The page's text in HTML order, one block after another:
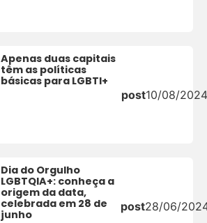
Apenas duas capitais
têm as políticas
básicas para LGBTI+
post10/08/
Dia do Orgulho
LGBTQIA+: conheça a
origem da data,
celebrada em 28 de
junho
post28/06/